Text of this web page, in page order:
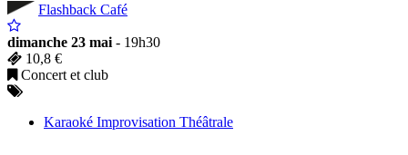
Flashback Café
dimanche 23 mai - 19h30
10,8 €
Concert et club
Karaoké Improvisation Théâtrale